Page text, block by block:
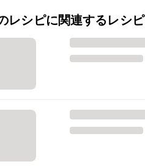
レシピに関連するレシピ